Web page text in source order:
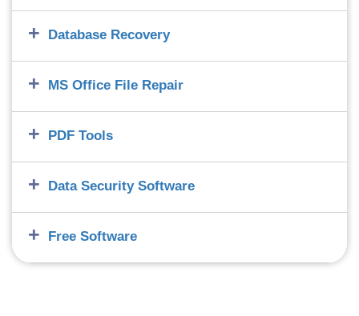
Database Recovery
MS Office File Repair
PDF Tools
Data Security Software
Free Software